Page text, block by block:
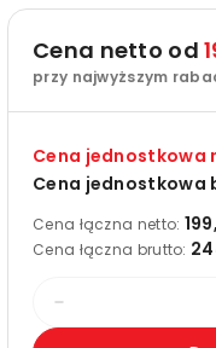
Cena netto od
przy najwyższym
Cena
Cena jednostkowa
Cena łączna netto:
Cena łączna brutto: